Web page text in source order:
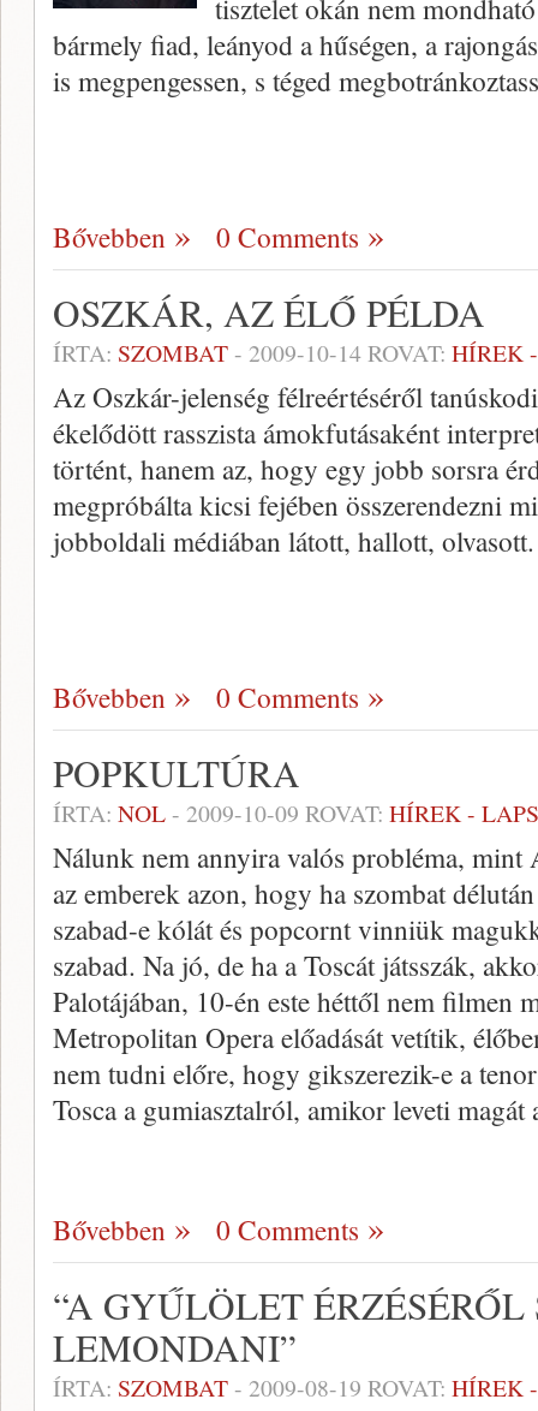
tisztelet okán nem
bármely fiad, leányod a hűségen, a
is megpengessen, s téged
Bővebben 0 Comments
OSZKÁR, AZ ÉLŐ PÉLDA
ÍRTA: SZOMBAT- 2009-10-14ROVAT: HÍREK
Az Oszkár-jelenség félreértéséről
ékelődött rasszista ámokfutásaként
történt, hanem az, hogy egy jobb sorsra
megpróbálta kicsi fejében összerendezni
jobboldali médiában látott, hallott, olvasott.
Bővebben 0 Comments
POPKULTÚRA
ÍRTA: NOL- 2009-10-09 ROVAT: HÍREK -
Nálunk nem annyira valós probléma,
az emberek azon, hogy ha szombat
szabad-e kólát és popcornt vinniük
szabad. Na jó, de ha a Toscát játsszák,
Palotájában, 10-én este héttől nem filmen
Metropolitan Opera előadását vetítik,
nem tudni előre, hogy gikszerezik-e a
Tosca a gumiasztalról, amikor leveti
Bővebben 0 Comments
“A GYŰLÖLET
LEMONDANI”
ÍRTA: SZOMBAT- 2009-08-19 ROVAT: HÍREK